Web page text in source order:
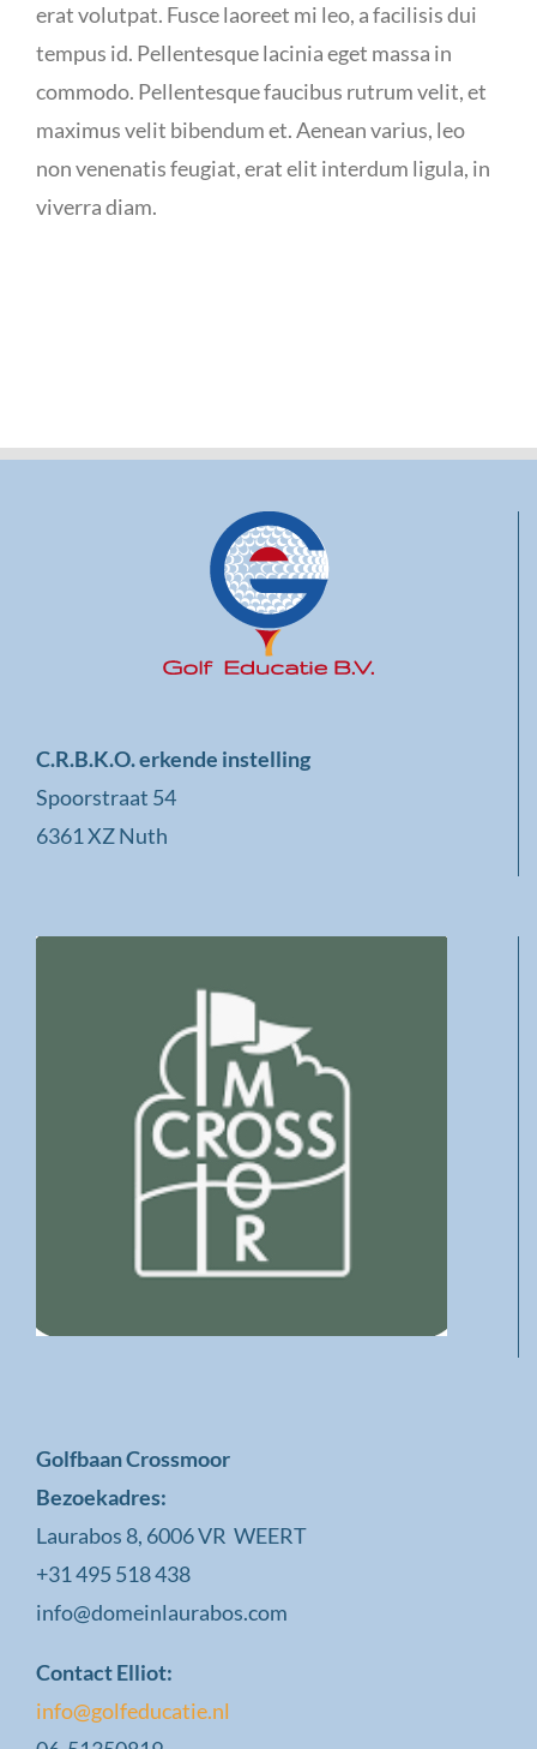
erat volutpat. Fusce laoreet mi leo, a facilisis dui
tempus id. Pellentesque lacinia eget massa in
commodo. Pellentesque faucibus rutrum velit, et
maximus velit bibendum et. Aenean varius, leo
non venenatis feugiat, erat elit interdum ligula, in
viverra diam.
C.R.B.K.O. erkende instelling
Spoorstraat 54
6361 XZ Nuth
Golfbaan Crossmoor
Bezoekadres:
Laurabos 8, 6006 VR WEERT
+31 495 518 438
info@domeinlaurabos.com
Contact Elliot:
info@golfeducatie.nl